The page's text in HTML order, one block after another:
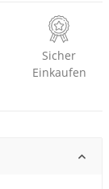
Sicher
Einkaufen